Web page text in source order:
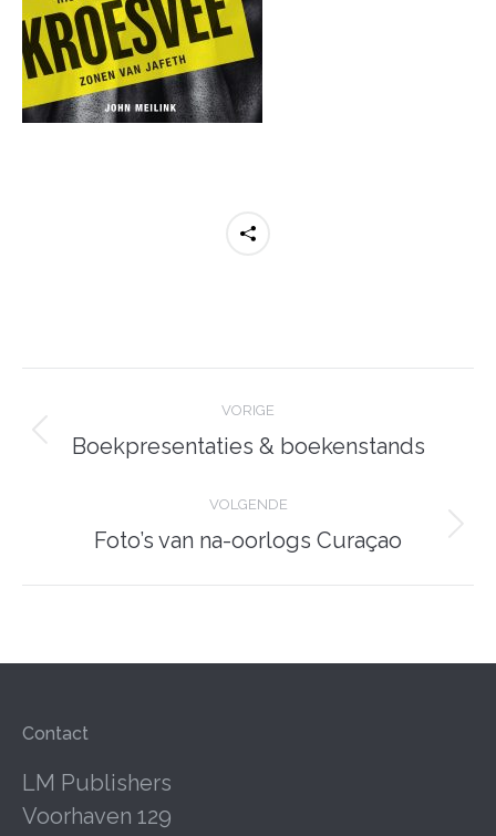
navigation
VORIGE
Previous
Boekpresentaties & boekenstands
VOLGENDE
Volgende
pagina
Foto’s van na-oorlogs Curaçao
Contact
LM Publishers
Voorhaven 129